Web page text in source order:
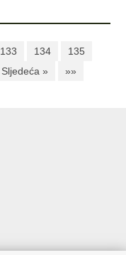
133 134
135
Sljedeća » »»